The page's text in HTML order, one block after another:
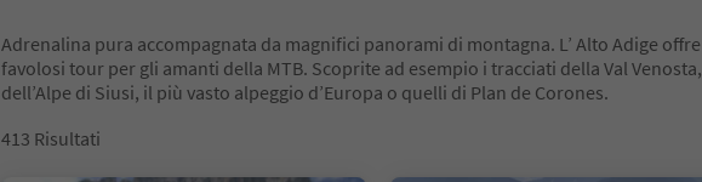
Adrenalina pura accompagnata da magnifici panorami di montagna. L’ Alto Adige offre
favolosi tour per gli amanti della MTB. Scoprite ad esempio i tracciati della Val Venosta,
dell’Alpe di Siusi, il più vasto alpeggio d’Europa o quelli di Plan de Corones.
413 Risultati